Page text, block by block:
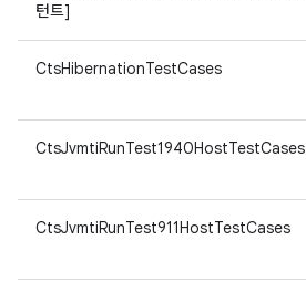
턴트]
CtsHibernationTestCases
CtsJvmtiRunTest1940HostTestCases
CtsJvmtiRunTest911HostTestCases